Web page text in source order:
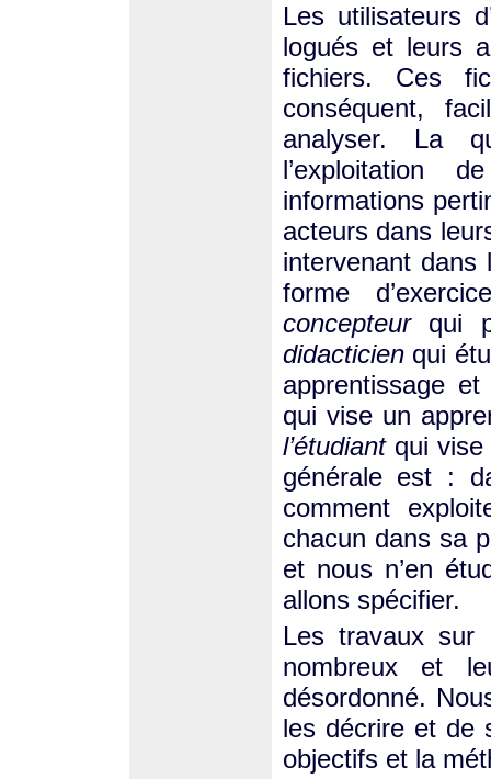
Les utilisateurs
logués et leurs
fichiers. Ces
conséquent,
analyser. La
l’exploitation
informations
acteurs dans
intervenant dans
forme
concepteurqui
didacticienqui
apprentissage
qui vise un
l’étudiantqui vise
générale est :
comment
chacun dans sa
et nous n’en
allons spécifier.
Les travaux sur
nombreux et
désordonné.
les décrire et de
objectifs et la